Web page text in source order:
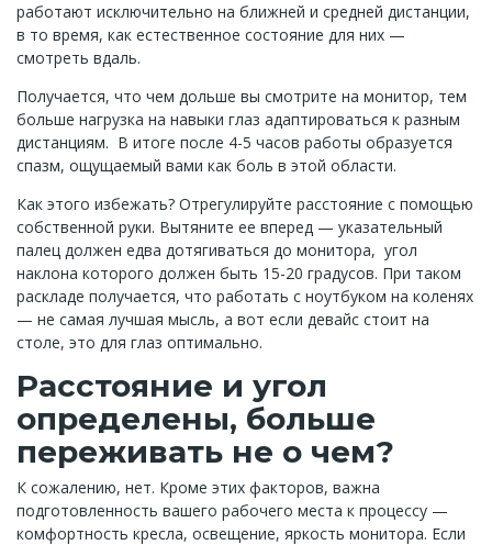
работают исключительно на ближней и средней дистанции,
в то время, как естественное состояние для них —
смотреть вдаль.
Получается, что чем дольше вы смотрите на монитор, тем
больше нагрузка на навыки глаз адаптироваться к разным
дистанциям. В итоге после 4-5 часов работы образуется
спазм, ощущаемый вами как боль в этой области.
Как этого избежать? Отрегулируйте расстояние с помощью
собственной руки. Вытяните ее вперед — указательный
палец должен едва дотягиваться до монитора, угол
наклона которого должен быть 15-20 градусов. При таком
раскладе получается, что работать с ноутбуком на коленях
— не самая лучшая мысль, а вот если девайс стоит на
столе, это для глаз оптимально.
Расстояние и угол
определены, больше
переживать не о чем?
К сожалению, нет. Кроме этих факторов, важна
подготовленность вашего рабочего места к процессу —
комфортность кресла, освещение, яркость монитора. Если